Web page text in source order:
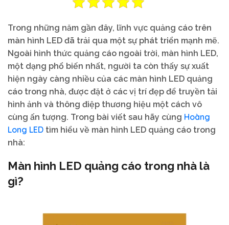
Trong những năm gần đây, lĩnh vực quảng cáo trên
màn hình LED đã trải qua một sự phát triển mạnh mẽ.
Ngoài hình thức quảng cáo ngoài trời, màn hình LED,
một dạng phổ biến nhất, người ta còn thấy sự xuất
hiện ngày càng nhiều của các màn hình LED quảng
cáo trong nhà, được đặt ở các vị trí đẹp để truyền tải
hình ảnh và thông điệp thương hiệu một cách vô
cùng ấn tượng. Trong bài viết sau hãy cùng Hoàng
Long LED tìm hiểu về màn hình LED quảng cáo trong
nhà:
Màn hình LED quảng cáo trong nhà là
gì?